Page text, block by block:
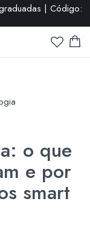
| Código:
o que
e por
smart